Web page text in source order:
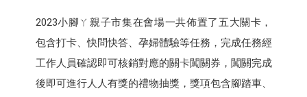
2023小腳ㄚ親子市集在會場一共佈置了五大關卡，
包含打卡、快問快答、孕婦體驗等任務，完成任務經
工作人員確認即可核銷對應的關卡闖關券，闖關完成
後即可進行人人有獎的禮物抽獎，獎項包含腳踏車、